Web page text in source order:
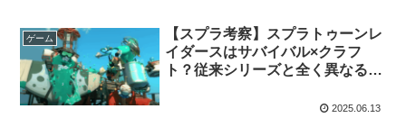
ゲーム
【スプラ考察】スプラトゥーンレ
イダースはサバイバル×クラフ
ト？従来シリーズと全く異なるプ
2025.06.13